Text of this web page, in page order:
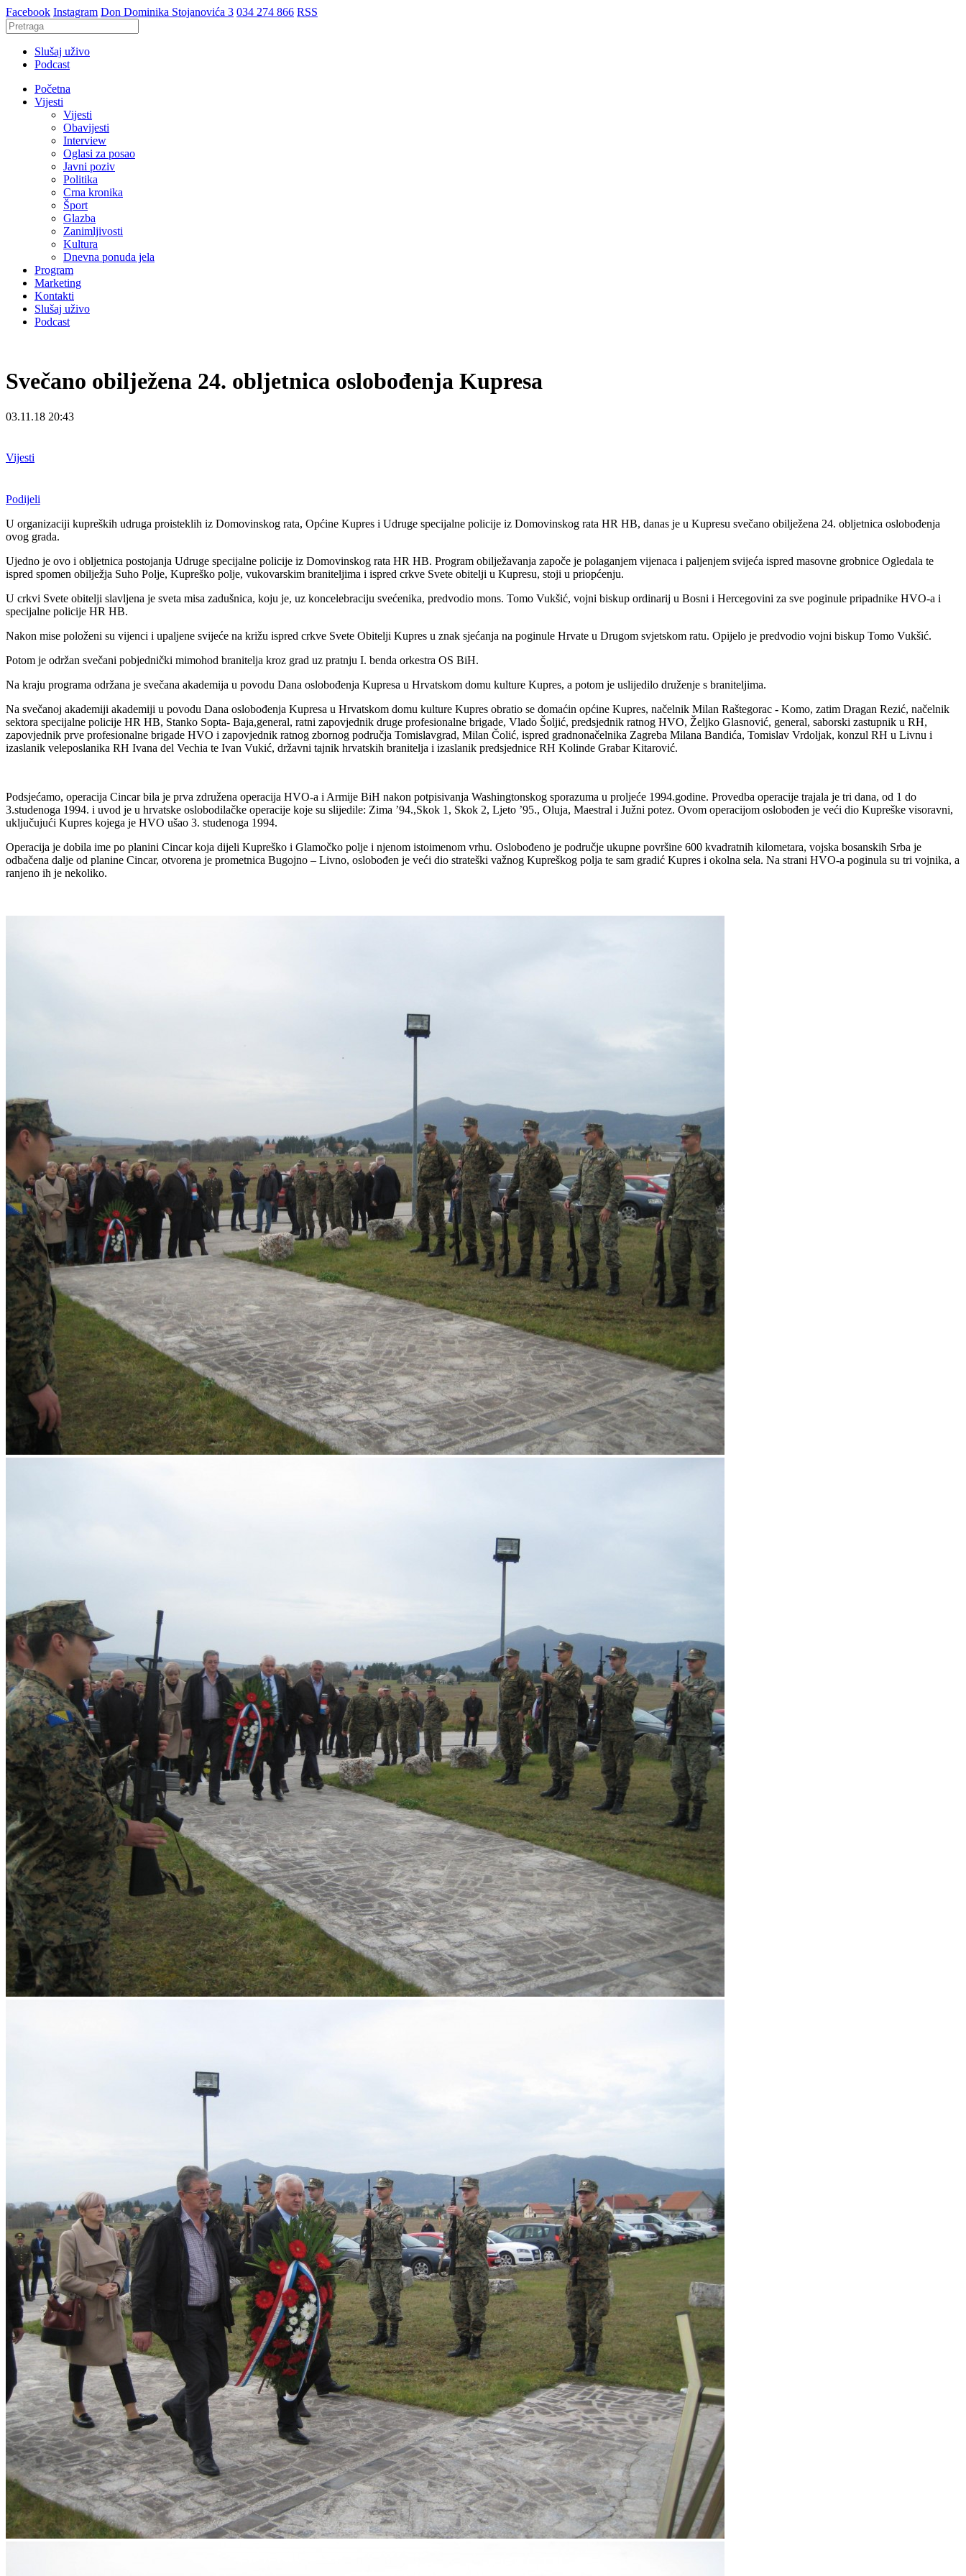
Facebook Instagram Don Dominika Stojanovića 3 034 274 866 RSS
Slušaj uživo
Podcast
Početna
Vijesti
Vijesti
Obavijesti
Interview
Oglasi za posao
Javni poziv
Politika
Crna kronika
Šport
Glazba
Zanimljivosti
Kultura
Dnevna ponuda jela
Program
Marketing
Kontakti
Slušaj uživo
Podcast
Svečano obilježena 24. obljetnica oslobođenja Kupresa
03.11.18 20:43
Vijesti
Podijeli
U organizaciji kupreških udruga proisteklih iz Domovinskog rata, Općine Kupres i Udruge specijalne policije iz Domovinskog rata HR HB, danas je u Kupresu svečano obilježena 24. obljetnica oslobođenja
ovog grada.
Ujedno je ovo i obljetnica postojanja Udruge specijalne policije iz Domovinskog rata HR HB. Program obilježavanja započe je polaganjem vijenaca i paljenjem svijeća ispred masovne grobnice Ogledala te
ispred spomen obilježja Suho Polje, Kupreško polje, vukovarskim braniteljima i ispred crkve Svete obitelji u Kupresu, stoji u priopćenju.
U crkvi Svete obitelji slavljena je sveta misa zadušnica, koju je, uz koncelebraciju svećenika, predvodio mons. Tomo Vukšić, vojni biskup ordinarij u Bosni i Hercegovini za sve poginule pripadnike HVO-a i
specijalne policije HR HB.
Nakon mise položeni su vijenci i upaljene svijeće na križu ispred crkve Svete Obitelji Kupres u znak sjećanja na poginule Hrvate u Drugom svjetskom ratu. Opijelo je predvodio vojni biskup Tomo Vukšić.
Potom je održan svečani pobjednički mimohod branitelja kroz grad uz pratnju I. benda orkestra OS BiH.
Na kraju programa održana je svečana akademija u povodu Dana oslobođenja Kupresa u Hrvatskom domu kulture Kupres, a potom je uslijedilo druženje s braniteljima.
Na svečanoj akademiji akademiji u povodu Dana oslobođenja Kupresa u Hrvatskom domu kulture Kupres obratio se domaćin općine Kupres, načelnik Milan Raštegorac - Komo, zatim Dragan Rezić, načelnik
sektora specijalne policije HR HB, Stanko Sopta- Baja,general, ratni zapovjednik druge profesionalne brigade, Vlado Šoljić, predsjednik ratnog HVO, Željko Glasnović, general, saborski zastupnik u RH,
zapovjednik prve profesionalne brigade HVO i zapovjednik ratnog zbornog područja Tomislavgrad, Milan Čolić, ispred gradnonačelnika Zagreba Milana Bandića, Tomislav Vrdoljak, konzul RH u Livnu i
izaslanik veleposlanika RH Ivana del Vechia te Ivan Vukić, državni tajnik hrvatskih branitelja i izaslanik predsjednice RH Kolinde Grabar Kitarović.
Podsjećamo, operacija Cincar bila je prva združena operacija HVO-a i Armije BiH nakon potpisivanja Washingtonskog sporazuma u proljeće 1994.godine. Provedba operacije trajala je tri dana, od 1 do
3.studenoga 1994. i uvod je u hrvatske oslobodilačke operacije koje su slijedile: Zima ’94.,Skok 1, Skok 2, Ljeto ’95., Oluja, Maestral i Južni potez. Ovom operacijom oslobođen je veći dio Kupreške visoravni,
uključujući Kupres kojega je HVO ušao 3. studenoga 1994.
Operacija je dobila ime po planini Cincar koja dijeli Kupreško i Glamočko polje i njenom istoimenom vrhu. Oslobođeno je područje ukupne površine 600 kvadratnih kilometara, vojska bosanskih Srba je
odbačena dalje od planine Cincar, otvorena je prometnica Bugojno – Livno, oslobođen je veći dio strateški važnog Kupreškog polja te sam gradić Kupres i okolna sela. Na strani HVO-a poginula su tri vojnika, a
ranjeno ih je nekoliko.